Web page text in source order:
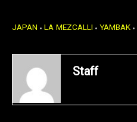
JAPAN LA MEZCALLI YAMBAK
Staff